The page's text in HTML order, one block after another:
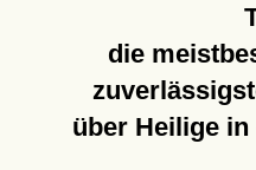
die
über Heilige